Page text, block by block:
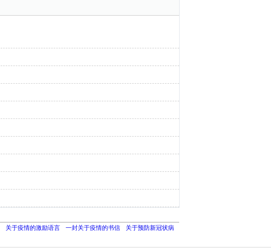
关于疫情的激励语言 一封关于疫情的书信
关于预防新冠状病